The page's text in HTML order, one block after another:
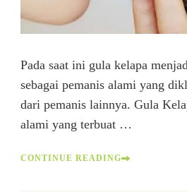
Pada saat ini gula kelapa
sebagai pemanis alami yang
dari pemanis lainnya. Gula
alami yang terbuat …
CONTINUE READING